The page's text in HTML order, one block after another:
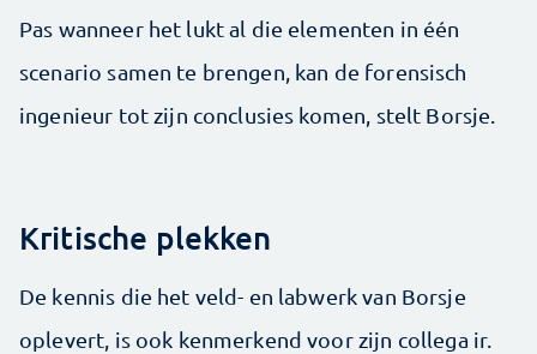
Pas wanneer het lukt al die elementen in één
scenario samen te brengen, kan de forensisch
ingenieur tot zijn conclusies komen, stelt Borsje.
Kritische plekken
De kennis die het veld- en labwerk van Borsje
oplevert, is ook kenmerkend voor zijn collega ir.